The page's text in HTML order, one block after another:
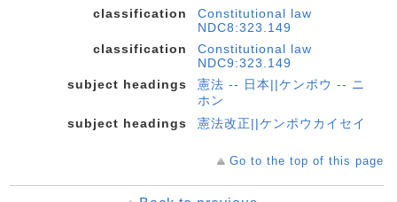
classification
Constitutional law
NDC8:323.149
classification
Constitutional law
NDC9:323.149
subject headings
憲法 -- 日本||ケンポウ -- ニ
ホン
subject headings
憲法改正||ケンポウカイセイ
Go to the top of this page